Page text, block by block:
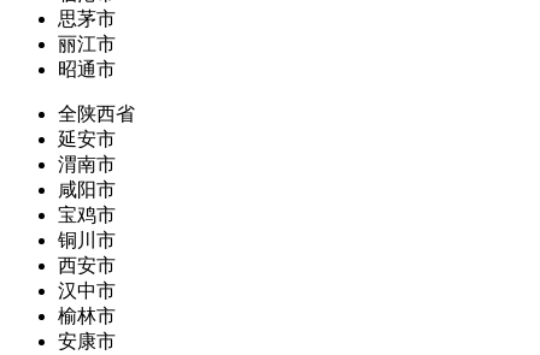
思茅市
丽江市
昭通市
全陕西省
延安市
渭南市
咸阳市
宝鸡市
铜川市
西安市
汉中市
榆林市
安康市